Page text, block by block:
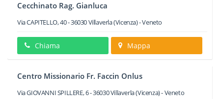
Cecchinato Rag. Gianluca
Via CAPITELLO, 40-36030Villaverla(Vicenza) -Veneto
Chiama Mappa
Centro Missionario Fr. Faccin Onlus
Via GIOVANNI SPILLERE, 6-36030Villaverla(Vicenza) -Veneto